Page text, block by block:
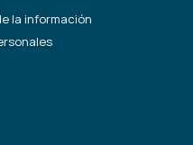
la información